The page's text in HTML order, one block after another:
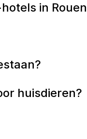
in
huisdieren?